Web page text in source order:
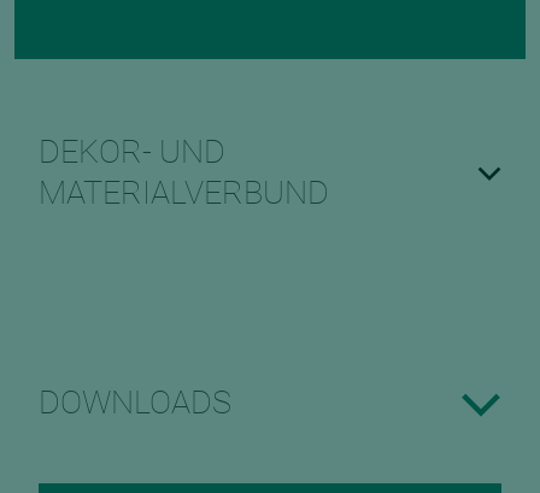
DEKOR- UND
MATERIALVERBUND
DOWNLOADS